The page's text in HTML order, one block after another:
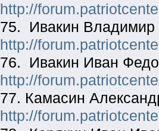
http://
75. Ивакин Владимир
http://
76. Ивакин Иван
http://
77. Камасин
http://